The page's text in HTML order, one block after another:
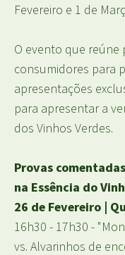
Fevereiro e 1 de
O evento que reúne
consumidores para
apresentações
para apresentar a
dos Vinhos Verdes.
Provas
na Essência do
26 de Fevereiro |
16h30 - 17h30 -
vs. Alvarinhos de